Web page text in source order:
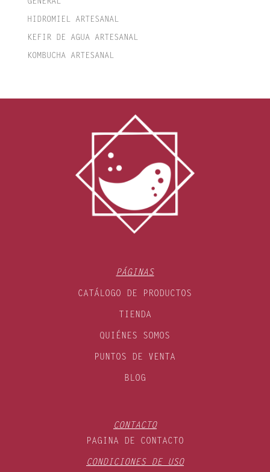
HIDROMIEL ARTESANAL
KEFIR DE AGUA ARTESANAL
KOMBUCHA ARTESANAL
PÁGINAS
CATÁLOGO DE PRODUCTOS
TIENDA
QUIÉNES SOMOS
PUNTOS DE VENTA
BLOG
CONTACTO
PAGINA DE CONTACTO
CONDICIONES DE USO